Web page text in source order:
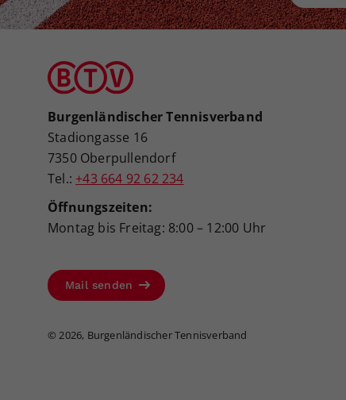
Burgenländischer Tennisverband
Stadiongasse 16
7350 Oberpullendorf
Tel.: +43 664 92 62 234
Öffnungszeiten:
Montag bis Freitag: 8:00 – 12:00 Uhr
Mail senden
©2026, Burgenländischer Tennisverband